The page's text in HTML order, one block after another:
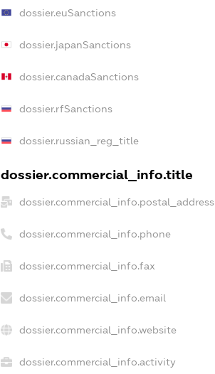
dossier.euSanctions
dossier.japanSanctions
dossier.canadaSanctions
dossier.rfSanctions
dossier.russian_reg_title
dossier.commercial_info.title
dossier.commercial_info.postal_address
dossier.commercial_info.phone
dossier.commercial_info.fax
dossier.commercial_info.email
dossier.commercial_info.website
dossier.commercial_info.activity